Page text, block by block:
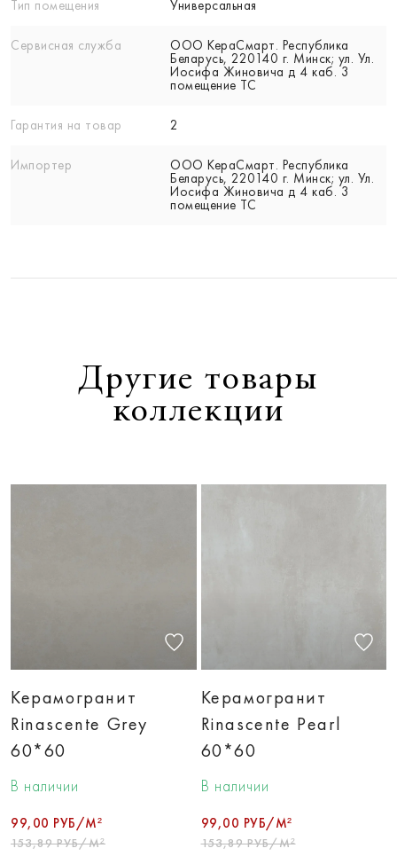
Тип помещения Универсальная
Сервисная служба
ООО КераСмарт. Республика
Беларусь, 220140 г. Минск; ул. Ул.
Иосифа Жиновича д 4 каб. 3
помещение ТС
Гарантия на товар 2
Импортер
ООО КераСмарт. Республика
Беларусь, 220140 г. Минск; ул. Ул.
Иосифа Жиновича д 4 каб. 3
помещение ТС
Другие товары
коллекции
Керамогранит
Rinascente Grey
60*60
В наличии
99,00 РУБ/М²
153,89 РУБ/М²
Керамогранит
Rinascente Pearl
60*60
В наличии
99,00 РУБ/М²
153,89 РУБ/М²